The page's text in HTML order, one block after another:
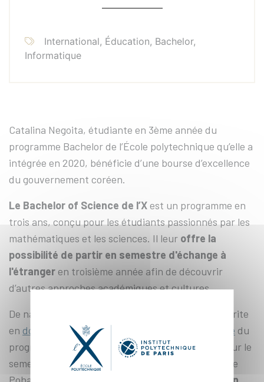
International, Éducation, Bachelor,
Informatique
Catalina Negoita, étudiante en 3ème année du
programme Bachelor de l’École polytechnique qu’elle a
intégrée en 2020, bénéficie d’une bourse d’excellence
du gouvernement coréen.
Le Bachelor of Science de l’Xest un programme en
trois ans, conçu pour les étudiants passionnés par les
mathématiques et les sciences. Il leur offre la
possibilité de partir en semestre d'échange à
l'étrangeren troisième année afin de découvrir
d’autres approches académiques et cultures.
De nationalité roumaine, Catalina Negoita est inscrite
en double majeure Mathématiques & Informatique du
programme Bachelor. Elle a décidé de postuler pour le
semestre d’échange à l’université technologique de